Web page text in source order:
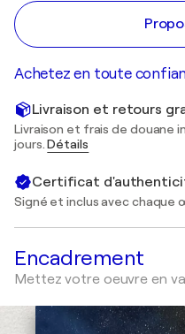
Achetez en toute
Livraison et retours
Livraison et frais de douane
jours.Détails
Certificat
Signé et inclus avec chaque
Encadrement
Mettez votre oeuvre en